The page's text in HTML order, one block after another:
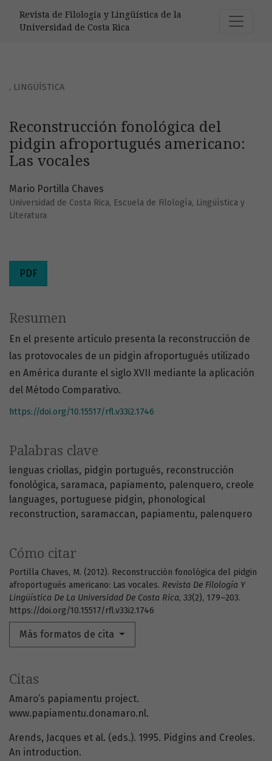
Revista de Filología y Lingüística de la
Universidad de Costa Rica
, LINGÜÍSTICA
Reconstrucción fonológica del
pidgin afroportugués americano:
Las vocales
Mario Portilla Chaves
Universidad de Costa Rica, Escuela de Filología, Lingüística y
Literatura
PDF
Palabras clave
lenguas criollas pidgin portugués reconstrucción
fonológica saramaca papiamento palenquero creole
languages portuguese pidgin phonological
reconstruction saramaccan papiamentu palenquero
Cómo citar
Portilla Chaves, M. (2012). Reconstrucción fonológica del pidgin
afroportugués americano: Las vocales. Revista De Filología Y
Lingüística De La Universidad De Costa Rica, 33(2), 179–203.
https://doi.org/10.15517/rfl.v33i2.1746
Más formatos de cita
Resumen
En el presente artículo presenta la reconstrucción de
las protovocales de un pidgin afroportugués utilizado
en América durante el siglo XVII mediante la aplicación
del Método Comparativo.
https://doi.org/10.15517/rfl.v33i2.1746
Citas
Amaro’s papiamentu project.
www.papiamentu.donamaro.nl.
Arends, Jacques et al. (eds.). 1995. Pidgins and Creoles.
An introduction.